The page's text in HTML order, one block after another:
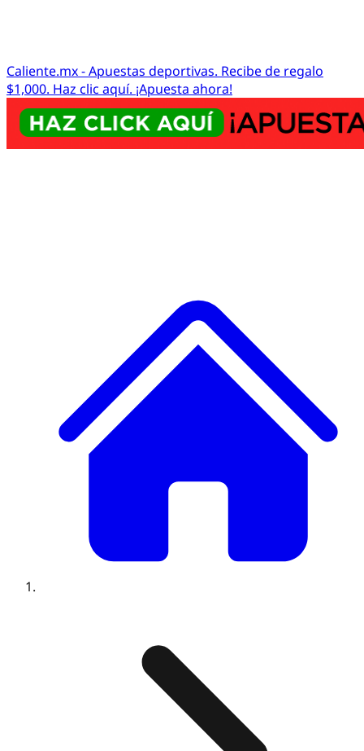
Caliente.mx - Apuestas deportivas. Recibe de regalo
$1,000. Haz clic aquí. ¡Apuesta ahora!